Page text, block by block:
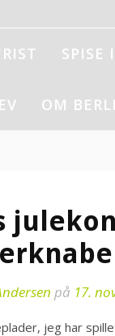
SPISE
OM
på 17.
jeg har